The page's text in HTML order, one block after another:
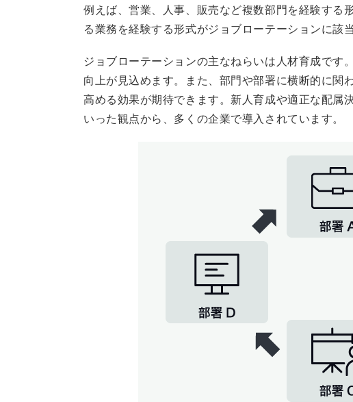
例えば、営業、人事、販売など複数部門を経験する
る業務を経験する形式がジョブローテーションに該
ジョブローテーションの主なねらいは人材育成です
向上が見込めます。また、部門や部署に横断的に関
高める効果が期待できます。新人育成や適正な配属
いった観点から、多くの企業で導入されています。